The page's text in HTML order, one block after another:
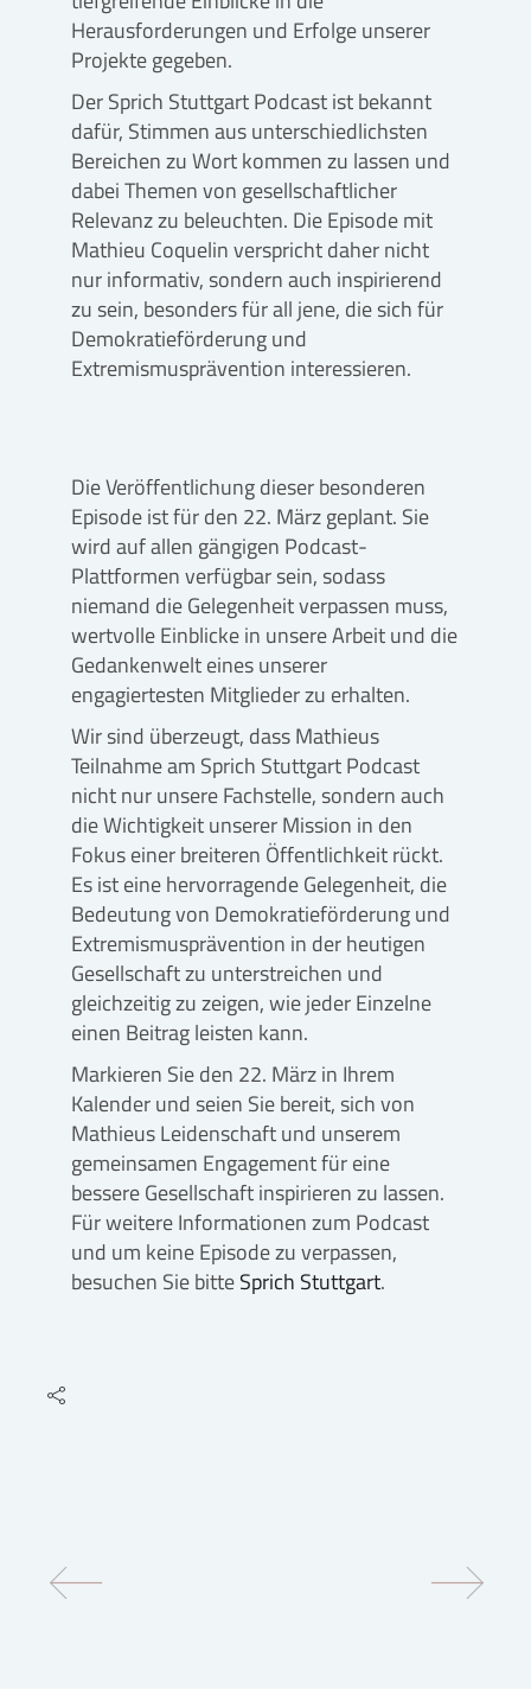
Herausforderungen und Erfolge unserer
Projekte gegeben.
Der Sprich Stuttgart Podcast ist bekannt
dafür, Stimmen aus unterschiedlichsten
Bereichen zu Wort kommen zu lassen und
dabei Themen von gesellschaftlicher
Relevanz zu beleuchten. Die Episode mit
Mathieu Coquelin verspricht daher nicht
nur informativ, sondern auch inspirierend
zu sein, besonders für all jene, die sich für
Demokratieförderung und
Extremismusprävention interessieren.
Die Veröffentlichung dieser besonderen
Episode ist für den 22. März geplant. Sie
wird auf allen gängigen Podcast-
Plattformen verfügbar sein, sodass
niemand die Gelegenheit verpassen muss,
wertvolle Einblicke in unsere Arbeit und die
Gedankenwelt eines unserer
engagiertesten Mitglieder zu erhalten.
Wir sind überzeugt, dass Mathieus
Teilnahme am Sprich Stuttgart Podcast
nicht nur unsere Fachstelle, sondern auch
die Wichtigkeit unserer Mission in den
Fokus einer breiteren Öffentlichkeit rückt.
Es ist eine hervorragende Gelegenheit, die
Bedeutung von Demokratieförderung und
Extremismusprävention in der heutigen
Gesellschaft zu unterstreichen und
gleichzeitig zu zeigen, wie jeder Einzelne
einen Beitrag leisten kann.
Markieren Sie den 22. März in Ihrem
Kalender und seien Sie bereit, sich von
Mathieus Leidenschaft und unserem
gemeinsamen Engagement für eine
bessere Gesellschaft inspirieren zu lassen.
Für weitere Informationen zum Podcast
und um keine Episode zu verpassen,
besuchen Sie bitteSprich Stuttgart.